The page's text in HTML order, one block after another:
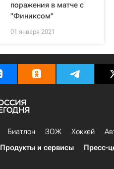
поражения в матче с
"Финиксом"
01 января 2021
Биатлон ЗОЖ Хоккей
Продукты и сервисы Пресс-